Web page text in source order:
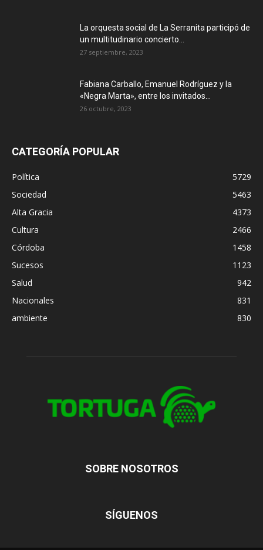
La orquesta social de La Serranita participó de
un multitudinario concierto...
27 septiembre, 2023
Fabiana Carballo, Emanuel Rodríguez y la
«Negra Marta», entre los invitados...
26 octubre, 2023
CATEGORÍA POPULAR
Política
5729
Sociedad
5463
Alta Gracia
4373
Cultura
2466
Córdoba
1458
Sucesos
1123
Salud
942
Nacionales
831
ambiente
830
SOBRE NOSOTROS
SÍGUENOS